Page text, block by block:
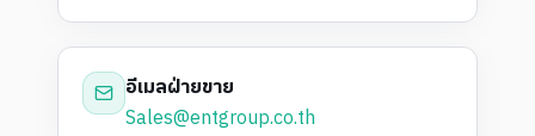
อีเมลฝ่ายขาย
Sales@entgroup.co.th